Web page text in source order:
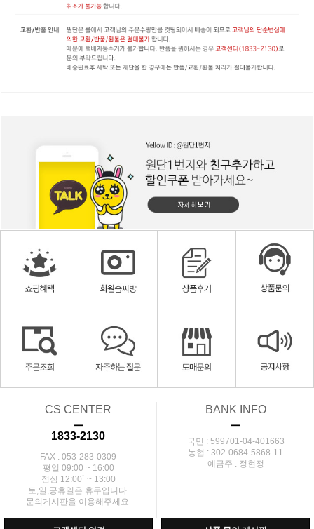
CS CENTER
ㅡ
1833-2130
FAX : 053-283-0309
평일 09:00 ~ 16:00
점심 12:00` ~ 13:00
토,일,공휴일은 휴무입니다.
문의게시판을 이용해주세요.
BANK INFO
ㅡ
국민 : 599701-04-401663
농협 : 302-0684-5868-11
예금주 : 정현정